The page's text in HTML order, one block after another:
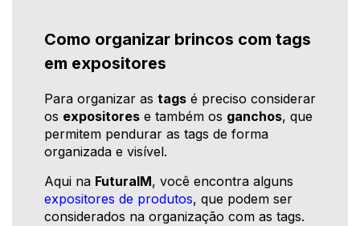
Como organizar brincos com tags
em expositores
Para organizar as tags é preciso considerar
os expositores e também os ganchos, que
permitem pendurar as tags de forma
organizada e visível.
Aqui na FuturaIM, você encontra alguns
expositores de produtos, que podem ser
considerados na organização com as tags.